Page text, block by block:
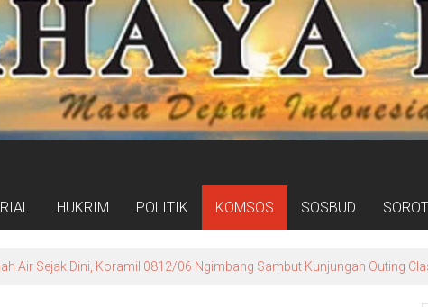
HUKRIM POLITIK KOMSOS SOSBUD
Air Sejak Dini, Koramil 0812/06 Ngimbang Sambut Kunjungan Outing